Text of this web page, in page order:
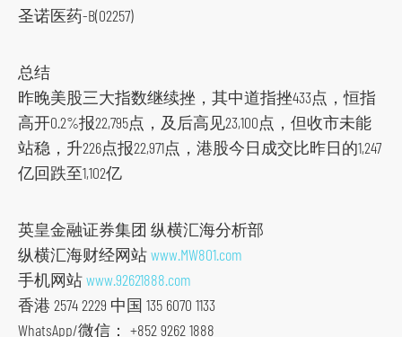
圣诺医药-B(02257)
总结
昨晚美股三大指数继续挫，其中道指挫433点，恒指
高开0.2%报22,795点，及后高见23,100点，但收市未能
站稳，升226点报22,971点，港股今日成交比昨日的1,247
亿回跌至1,102亿
英皇金融证券集团 纵横汇海分析部
纵横汇海财经网站www.MW801.com
手机网站www.92621888.com
香港 2574 2229 中国 135 6070 1133
WhatsApp/微信： +852 9262 1888